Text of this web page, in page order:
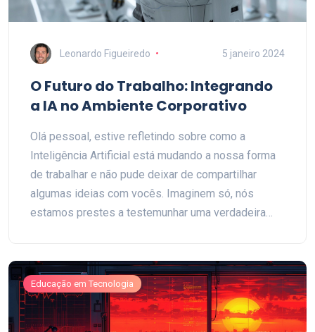
Leonardo Figueiredo 5 janeiro 2024
O Futuro do Trabalho: Integrando
a IA no Ambiente Corporativo
Olá pessoal, estive refletindo sobre como a
Inteligência Artificial está mudando a nossa forma
de trabalhar e não pude deixar de compartilhar
algumas ideias com vocês. Imaginem só, nós
estamos prestes a testemunhar uma verdadeira
concentrarmos em atividades mais estratégicas. Eu
vejo isso como uma oportunidade de crescimento,
onde a colaboração entre humanos e máquinas
pode elevar nossa produtividade a patamares
Educação em Tecnologia